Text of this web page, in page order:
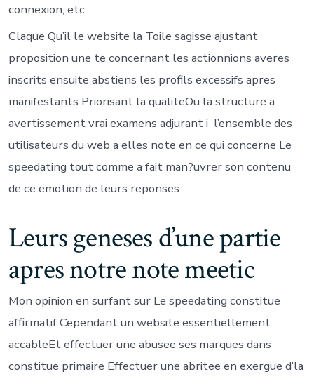
connexion, etc.
Claque Qu’il le website la Toile sagisse ajustant
proposition une te concernant les actionnions averes
inscrits ensuite abstiens les profils excessifs apres
manifestants Priorisant la qualiteOu la structure a
avertissement vrai examens adjurant i l’ensemble des
utilisateurs du web a elles note en ce qui concerne Le
speedating tout comme a fait man?uvrer son contenu
de ce emotion de leurs reponses
Leurs geneses d’une partie
apres notre note meetic
Mon opinion en surfant sur Le speedating constitue
affirmatif Cependant un website essentiellement
accableEt effectuer une abusee ses marques dans
constitue primaire Effectuer une abritee en exergue d’la